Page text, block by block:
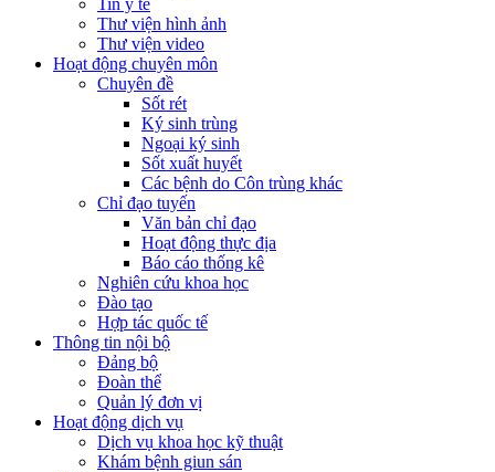
Thư viện hình ảnh
Thư viện video
Hoạt động chuyên môn
Chuyên đề
Sốt rét
Ký sinh trùng
Ngoại ký sinh
Sốt xuất huyết
Các bệnh do Côn trùng khác
Chỉ đạo tuyến
Văn bản chỉ đạo
Hoạt động thực địa
Báo cáo thống kê
Nghiên cứu khoa học
Đào tạo
Hợp tác quốc tế
Thông tin nội bộ
Đảng bộ
Đoàn thể
Quản lý đơn vị
Hoạt động dịch vụ
Dịch vụ khoa học kỹ thuật
Khám bệnh giun sán